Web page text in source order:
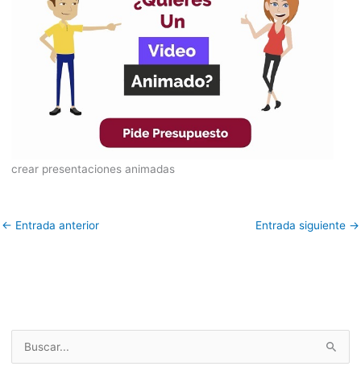
crear presentaciones animadas
← Entrada anterior Entrada siguiente →